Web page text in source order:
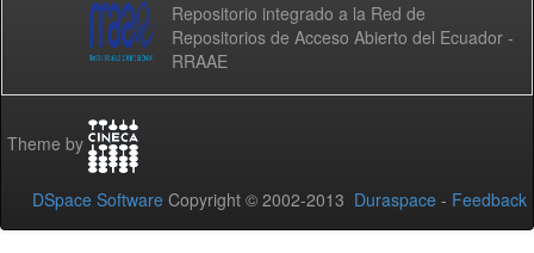
Repositorio integrado a la Red de
Repositorios de Acceso Abierto del Ecuador -
RRAAE
Theme by
DSpace Software Copyright © 2002-2013 Duraspace - Feedback